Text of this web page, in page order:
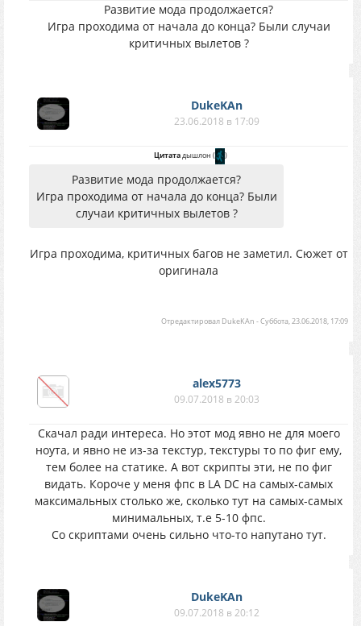
Развитие мода продолжается?
Игра проходима от начала до конца? Были случаи
критичных вылетов ?
DukeKAn
23.06.2018 в 17:09
Цитатадышлон ( )
Развитие мода продолжается?
Игра проходима от начала до конца? Были
случаи критичных вылетов ?
Игра проходима, критичных багов не заметил. Сюжет от
оригинала
Отредактировал DukeKAn -Суббота, 23.06.2018, 17:09
alex5773
09.07.2018 в 20:03
Скачал ради интереса. Но этот мод явно не для моего
ноута, и явно не из-за текстур, текстуры то по фиг ему,
тем более на статике. А вот скрипты эти, не по фиг
видать. Короче у меня фпс в LA DC на самых-самых
максимальных столько же, сколько тут на самых-самых
минимальных, т.е 5-10 фпс.
Со скриптами очень сильно что-то напутано тут.
DukeKAn
09.07.2018 в 20:12